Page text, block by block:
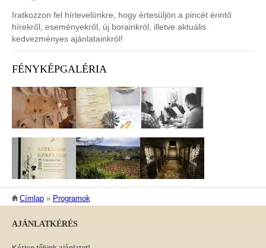
Iratkozzon fel hírlevelünkre, hogy értesüljön a pincét érintő
hírekről, eseményekről, új borainkról, illetve aktuális
kedvezményes ajánlatainkról!
FÉNYKÉPGALÉRIA
JELENLEGI HELY
Címlap » Programok
AJÁNLATKÉRÉS